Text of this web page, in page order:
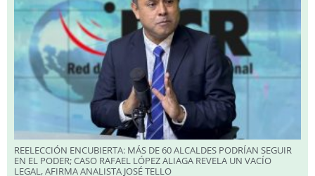
REELECCIÓN ENCUBIERTA: MÁS DE 60 ALCALDES PODRÍAN SEGUIR
EN EL PODER; CASO RAFAEL LÓPEZ ALIAGA REVELA UN VACÍO
LEGAL, AFIRMA ANALISTA JOSÉ TELLO